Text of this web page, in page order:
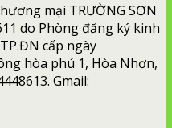
mại TRƯỜNG SƠN
do Phòng đăng ký kinh
cấp ngày
hòa phú 1, Hòa Nhơn,
Gmail: